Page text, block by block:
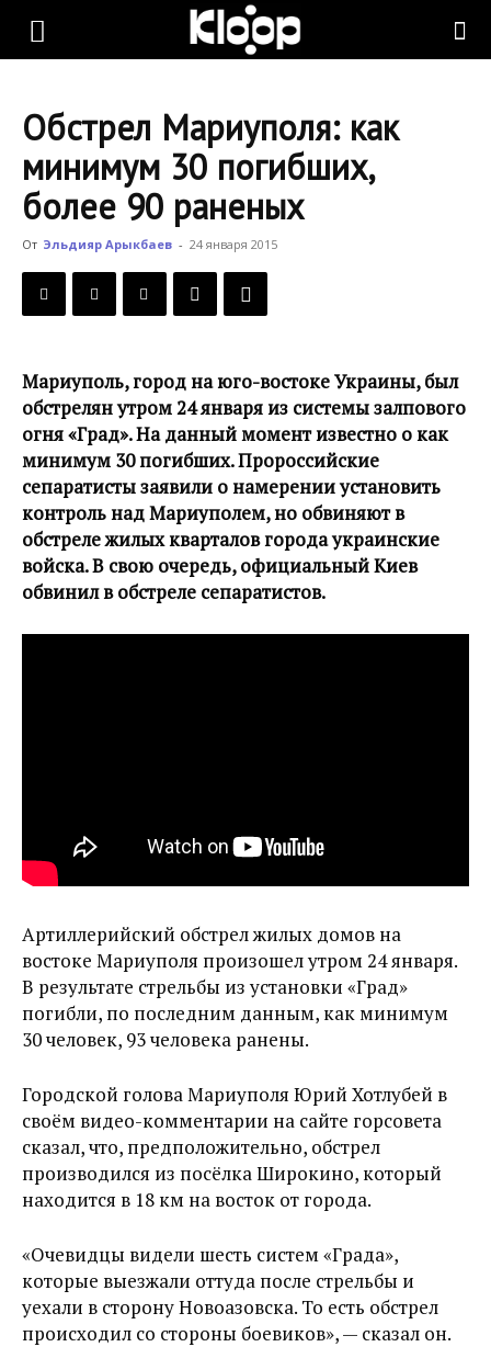
KLOOP.KG
Новости
Кыргызстана
Обстрел Мариуполя: как
минимум 30 погибших,
более 90 раненых
От Эльдияр Арыкбаев - 24 января 2015
Мариуполь, город на юго-востоке Украины, был
обстрелян утром 24 января из системы залпового
огня «Град». На данный момент известно о как
минимум 30 погибших. Пророссийские
сепаратисты заявили о намерении установить
контроль над Мариуполем, но обвиняют в
обстреле жилых кварталов города украинские
войска. В свою очередь, официальный Киев
обвинил в обстреле сепаратистов.
Артиллерийский обстрел жилых домов на
востоке Мариуполя произошел утром 24 января.
В результате стрельбы из установки «Град»
погибли, по последним данным, как минимум
30 человек, 93 человека ранены.
Городской голова Мариуполя Юрий Хотлубей в
своём видео-комментарии на сайте горсовета
сказал, что, предположительно, обстрел
производился из посёлка Широкино, который
находится в 18 км на восток от города.
«Очевидцы видели шесть систем «Града»,
которые выезжали оттуда после стрельбы и
уехали в сторону Новоазовска. То есть обстрел
происходил со стороны боевиков», — сказал он.